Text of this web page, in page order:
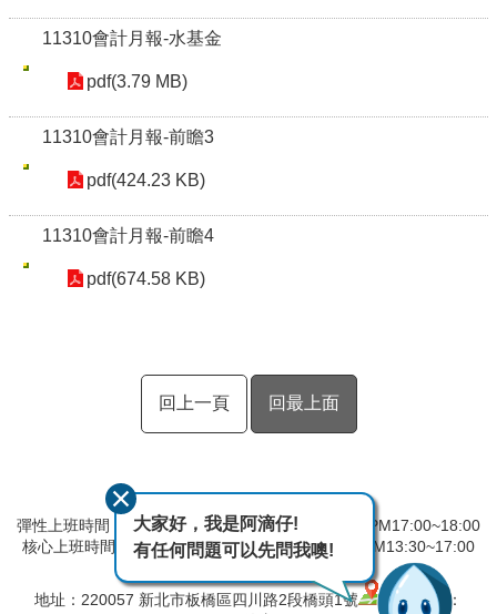
11310會計月報-水基金
pdf(3.79 MB)
11310會計月報-前瞻3
pdf(424.23 KB)
11310會計月報-前瞻4
pdf(674.58 KB)
回上一頁 回最上面
彈性上班時間：AM8:00~09:00 彈性下班時間：PM17:00~18:00
核心上班時間：星期一 ~ 星期五 AM08:30~12:30 PM13:30~17:00
地址：220057 新北市板橋區四川路2段橋頭1號
電話：
大家好，我是阿滴仔!
有任何問題可以先問我噢!